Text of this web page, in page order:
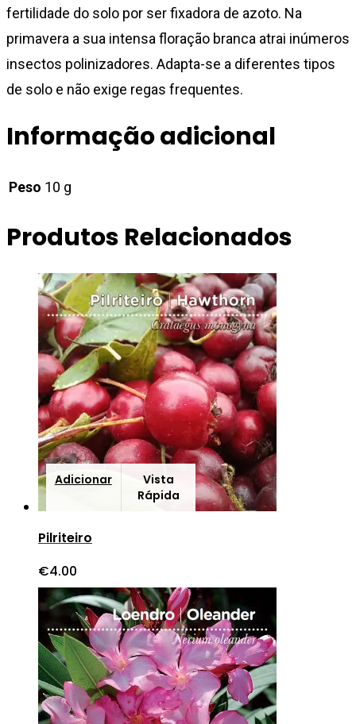
fertilidade do solo por ser fixadora de azoto. Na
primavera a sua intensa floração branca atrai inúmeros
insectos polinizadores. Adapta-se a diferentes tipos
de solo e não exige regas frequentes.
Informação adicional
Peso 10 g
Produtos Relacionados
Adicionar
Vista
Rápida
Pilriteiro
€4.00